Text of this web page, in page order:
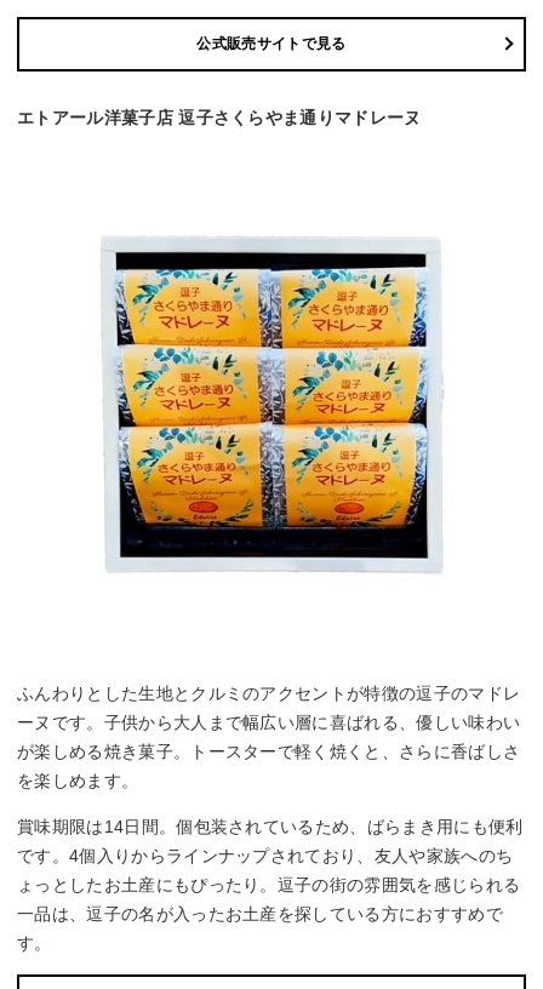
公式販売サイトで見る
エトアール洋菓子店 逗子さくらやま通りマドレーヌ
ふんわりとした生地とクルミのアクセントが特徴の逗子のマドレ
ーヌです。子供から大人まで幅広い層に喜ばれる、優しい味わい
が楽しめる焼き菓子。トースターで軽く焼くと、さらに香ばしさ
を楽しめます。
賞味期限は14日間。個包装されているため、ばらまき用にも便利
です。4個入りからラインナップされており、友人や家族へのち
ょっとしたお土産にもぴったり。逗子の街の雰囲気を感じられる
一品は、逗子の名が入ったお土産を探している方におすすめで
す。